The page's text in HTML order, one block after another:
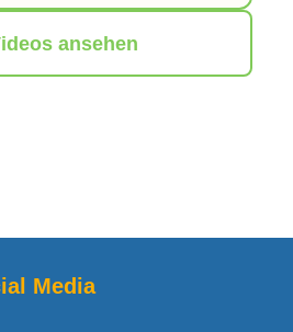
ansehen
Media